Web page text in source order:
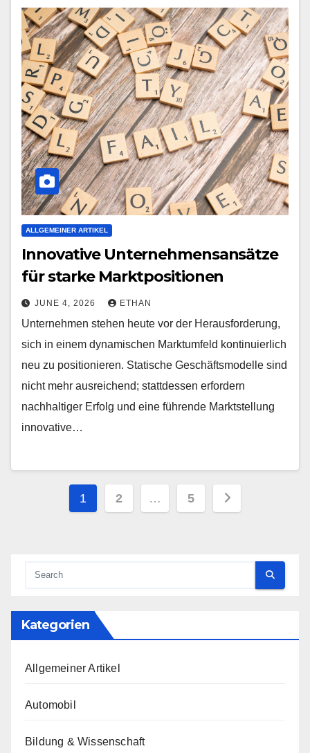
ALLGEMEINER ARTIKEL
Innovative Unternehmensansätze
für starke Marktpositionen
JUNE 4, 2026 ETHAN
Unternehmen stehen heute vor der Herausforderung,
sich in einem dynamischen Marktumfeld kontinuierlich
neu zu positionieren. Statische Geschäftsmodelle sind
nicht mehr ausreichend; stattdessen erfordern
nachhaltiger Erfolg und eine führende Marktstellung
innovative…
Posts
1 2 … 5
Kategorien
Allgemeiner Artikel
Automobil
Bildung & Wissenschaft